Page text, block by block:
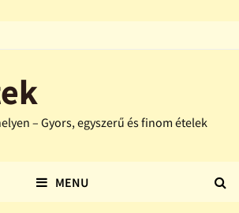
– Gyors, egyszerű és finom ételek
MENU